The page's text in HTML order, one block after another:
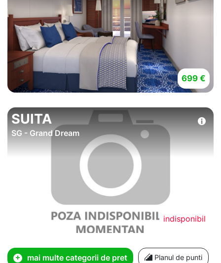
699 €
SUITA
SG - Grand Dream
indisponibil
mai multe categorii de pret Planul de punti